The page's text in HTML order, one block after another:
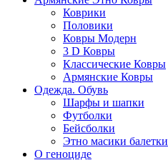
Коврики
Половики
Ковры Модерн
3 D Ковры
Классические Ковры
Армянские Ковры
Одежда. Обувь
Шарфы и шапки
Футболки
Бейсболки
Этно масики балетки
О геноциде